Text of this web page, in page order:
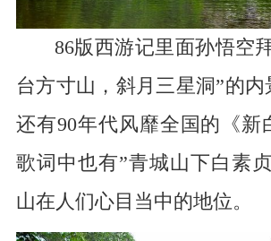
86版西游记里面孙悟空
台方寸山，斜月三星洞”的内
还有90年代风靡全国的《新
歌词中也有”青城山下白素
山在人们心目当中的地位。